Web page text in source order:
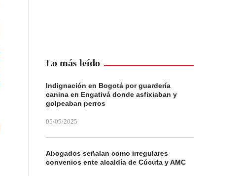
Lo más leído
Indignación en Bogotá por guardería
canina en Engativá donde asfixiaban y
golpeaban perros
05/05/2025
Abogados señalan como irregulares
convenios ente alcaldía de Cúcuta y AMC